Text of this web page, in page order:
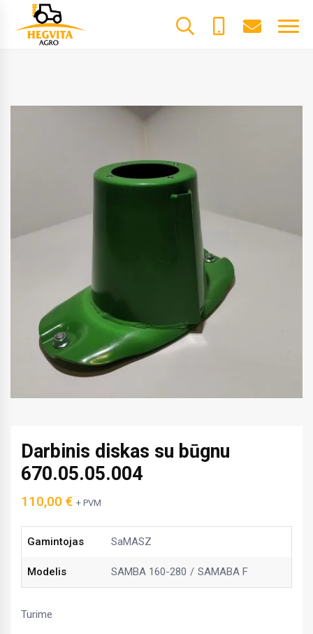
Darbinis diskas su būgnu
670.05.05.004
110,00 € + PVM
Gamintojas SaMASZ
Modelis SAMBA 160-280 SAMABA F
Turime